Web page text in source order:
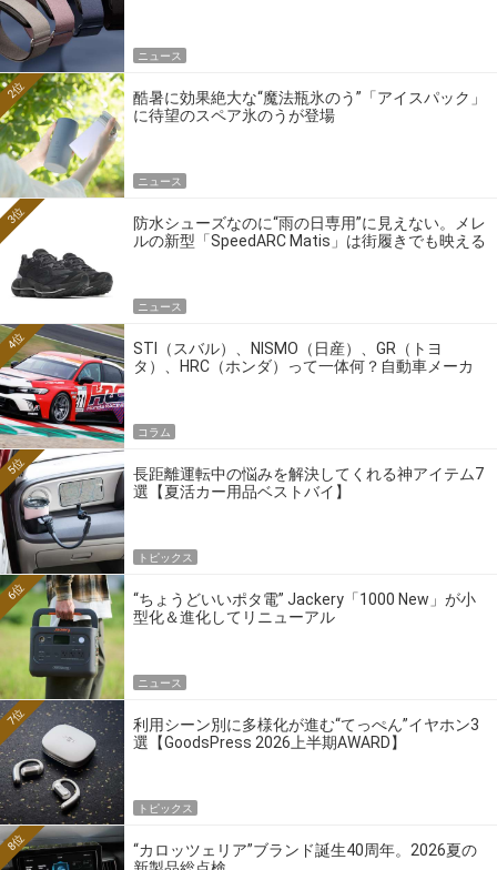
ニュース
酷暑に効果絶大な“魔法瓶氷のう”「アイスパック」
に待望のスペア氷のうが登場
2位
ニュース
防水シューズなのに“雨の日専用”に見えない。メレ
ルの新型「SpeedARC Matis」は街履きでも映える
3位
ニュース
STI（スバル）、NISMO（日産）、GR（トヨ
タ）、HRC（ホンダ）って一体何？自動車メーカ
4位
コラム
長距離運転中の悩みを解決してくれる神アイテム7
選【夏活カー用品ベストバイ】
5位
トピックス
“ちょうどいいポタ電” Jackery「1000 New」が小
型化＆進化してリニューアル
6位
ニュース
利用シーン別に多様化が進む“てっぺん”イヤホン3
選【GoodsPress 2026上半期AWARD】
7位
トピックス
“カロッツェリア”ブランド誕生40周年。2026夏の
8位